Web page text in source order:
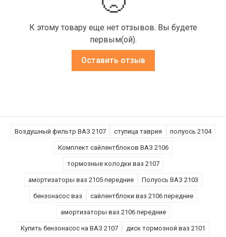
К этому товару еще нет отзывов. Вы будете
первым(ой).
Оставить отзыв
Воздушный фильтр ВАЗ 2107 ступица таврия полуось 2104
Комплект сайлентблоков ВАЗ 2106
тормозные колодки ваз 2107
амортизаторы ваз 2105 передние Полуось ВАЗ 2103
бензонасос ваз сайлентблоки ваз 2106 передние
амортизаторы ваз 2106 передние
Купить бензонасос на ВАЗ 2107 диск тормозной ваз 2101